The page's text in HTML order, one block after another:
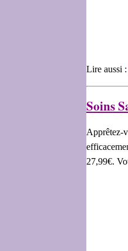
Lire aussi :
Soins
Apprêtez-
27,99€.